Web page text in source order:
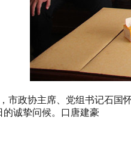
政协主席、党组书记石国怀
的诚挚问候。口唐建豪